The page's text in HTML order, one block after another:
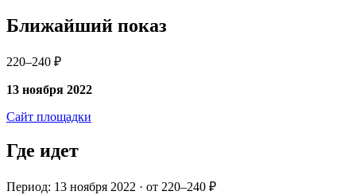
Ближайший показ
220–240 ₽
13 ноября 2022
Сайт площадки
Где идет
Период: 13 ноября 2022 · от 220–240 ₽